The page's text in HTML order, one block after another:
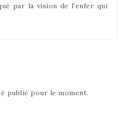
par la vision de l'enfer qui
publié pour le moment.